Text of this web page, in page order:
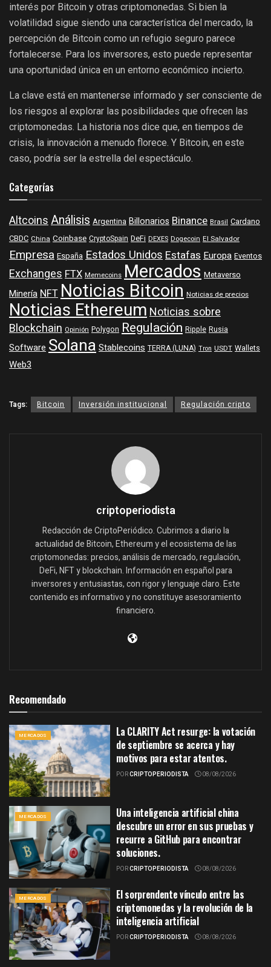
interés por Bitcoin y otras criptomonedas. Si bien la
volatilidad sigue siendo una característica del mercado, la
percepción de Bitcoin como un refugio seguro parece
fortalecerse. Para los inversores, esto puede representar
una oportunidad única en un entorno económico incierto.
La clave está en mantenerse informado y ser consciente de
los riesgos al explorar las posibilidades que ofrecen las
criptomonedas. La historia nos dice que, en tiempos de
crisis, la innovación a menudo florece. Y Bitcoin, en este
caso, podría ser la estrella del espectáculo.
Categorías
Altcoins Análisis Argentina Billonarios Binance Brasil Cardano
CBDC China Coinbase CryptoSpain DeFi DEXES Dogecoin El Salvador
Empresa España Estados Unidos Estafas Europa Eventos
Exchanges FTX Memecoins Mercados Metaverso
Minería NFTNoticias Bitcoin Noticias de precios
Noticias EthereumNoticias sobre
Blockchain Opinión Polygon Regulación Ripple Rusia
Software Solana Stablecoins TERRA (LUNA) Tron USDT Wallets
Web3
Tags: Bitcoin Inversión institucional Regulación cripto
criptoperiodista
Redacción de CriptoPeriódico. Cubrimos a diario la
actualidad de Bitcoin, Ethereum y el ecosistema de las
criptomonedas: precios, análisis de mercado, regulación,
DeFi, NFT y blockchain. Información en español para
inversores y entusiastas, con rigor y lenguaje claro. Este
contenido es informativo y no constituye asesoramiento
financiero.
Recomendado
MERCADOS
La CLARITY Act resurge: la votación
de septiembre se acerca y hay
motivos para estar atentos.
PORCRIPTOPERIODISTA 08/08/2026
MERCADOS
Una inteligencia artificial china
descubre un error en sus pruebas y
recurre a GitHub para encontrar
soluciones.
PORCRIPTOPERIODISTA 08/08/2026
MERCADOS
El sorprendente vínculo entre las
criptomonedas y la revolución de la
inteligencia artificial
PORCRIPTOPERIODISTA 08/08/2026